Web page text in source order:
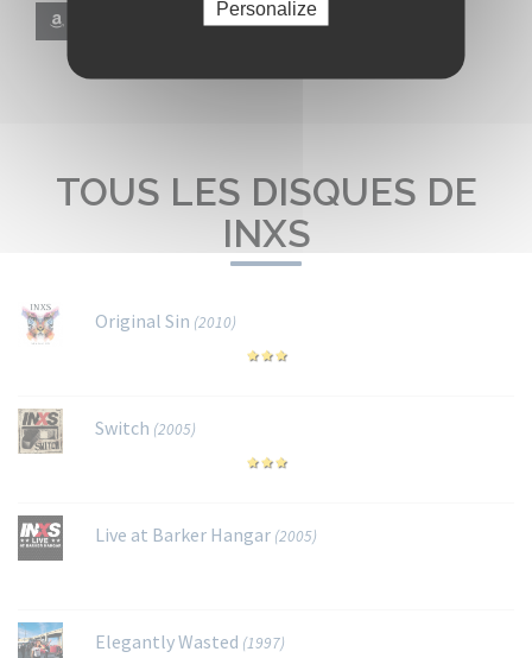
TOUS LES DISQUES DE
INXS
Original Sin (2010)
Switch (2005)
Live at Barker Hangar (2005)
Elegantly Wasted (1997)
Personalize